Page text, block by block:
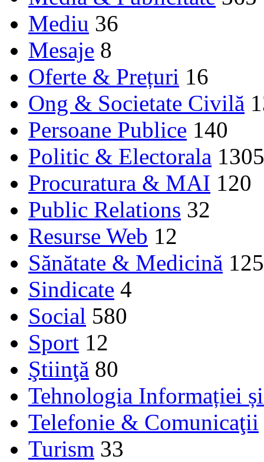
Mediu 36
Mesaje 8
Oferte & Prețuri 16
Ong & Societate Civilă
Persoane Publice 140
Politic & Electorala 1305
Procuratura & MAI 120
Public Relations 32
Resurse Web 12
Sănătate & Medicină 125
Sindicate 4
Social 580
Sport 12
Ştiinţă 80
Tehnologia Informației
Telefonie & Comunicaţii
Turism 33